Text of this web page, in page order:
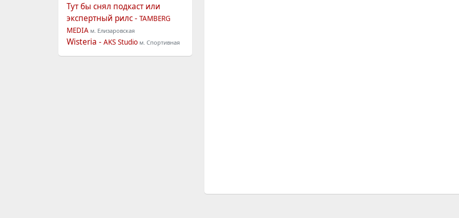
Тут бы снял подкаст или
экспертный рилс - TAMBERG
MEDIA м. Елизаровская
Wisteria - AKS Studio м. Спортивная